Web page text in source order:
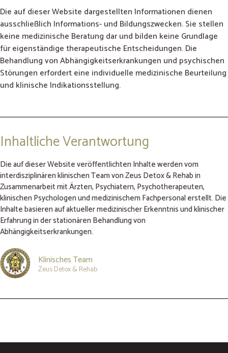
Die auf dieser Website dargestellten Informationen dienen
ausschließlich Informations- und Bildungszwecken. Sie stellen
keine medizinische Beratung dar und bilden keine Grundlage
für eigenständige therapeutische Entscheidungen. Die
Behandlung von Abhängigkeitserkrankungen und psychischen
Störungen erfordert eine individuelle medizinische Beurteilung
und klinische Indikationsstellung.
Inhaltliche Verantwortung
Die auf dieser Website veröffentlichten Inhalte werden vom
interdisziplinären klinischen Team von Zeus Detox & Rehab in
Zusammenarbeit mit Ärzten, Psychiatern, Psychotherapeuten,
klinischen Psychologen und medizinischem Fachpersonal erstellt. Die
Inhalte basieren auf aktueller medizinischer Erkenntnis und klinischer
Erfahrung in der stationären Behandlung von
Abhängigkeitserkrankungen.
Klinisches Team
Zeus Detox & Rehab